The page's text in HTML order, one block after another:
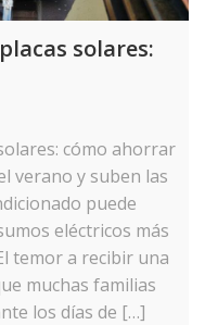
solares:
cómo ahorrar
verano y suben las
puede
eléctricos más
temor a recibir una
muchas familias
los días de […]